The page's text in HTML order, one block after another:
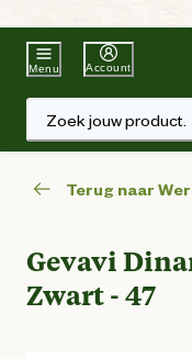
Menu Account
Zoek jouw product.
Terug naar
Gevavi
Zwart - 47